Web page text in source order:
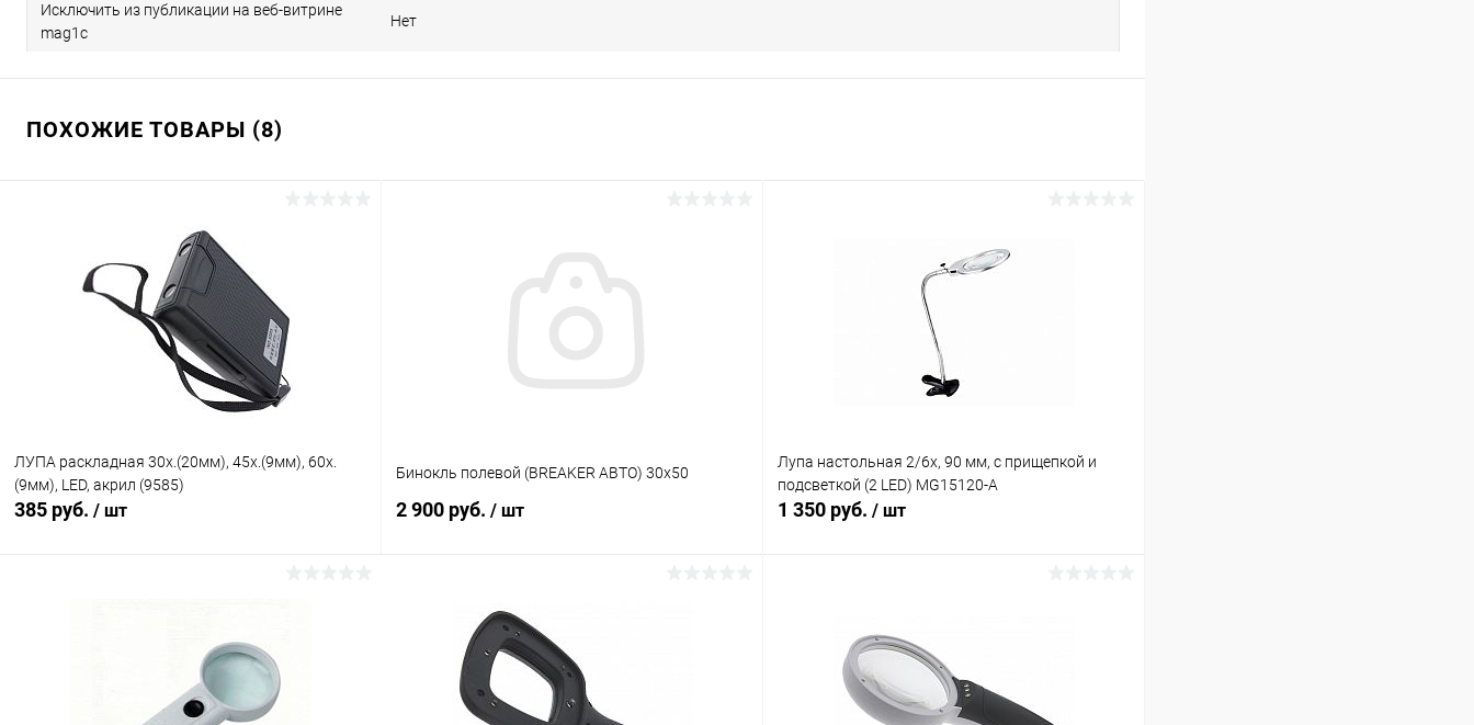
Исключить из публикации на веб-витрине
mag1c
Нет
ПОХОЖИЕ ТОВАРЫ (8)
ЛУПА раскладная 30х.(20мм), 45х.(9мм), 60х.
(9мм), LED, акрил (9585)
385 руб. / шт
В наличии (225)
Бинокль полевой (BREAKER АВТО) 30х50
2 900 руб. / шт
Сравнение
В избранное
Лупа настольная 2/6x, 90 мм, с прищепкой и
подсветкой (2 LED) MG15120-A
1 350 руб. / шт
Сравнение
В избранное В наличии (17)